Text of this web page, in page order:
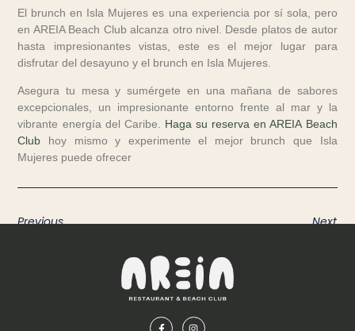
El brunch en Isla Mujeres es una experiencia por sí sola, pero
en AREIA Beach Club alcanza otro nivel. Desde platos de autor
hasta impresionantes vistas, este es el mejor lugar para
disfrutar del desayuno y el brunch en Isla Mujeres.
Asegura tu mesa y sumérgete en una mañana de sabores
excepcionales, un impresionante entorno frente al mar y la
vibrante energía del Caribe. Haga su reserva en AREIA Beach
Club hoy mismo y experimente el mejor brunch que Isla
Mujeres puede ofrecer
Previous Next